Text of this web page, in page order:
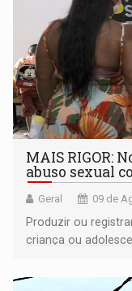
MAIS RIGOR:
abuso sexual
Geral 09 de
Produzir ou
criança ou